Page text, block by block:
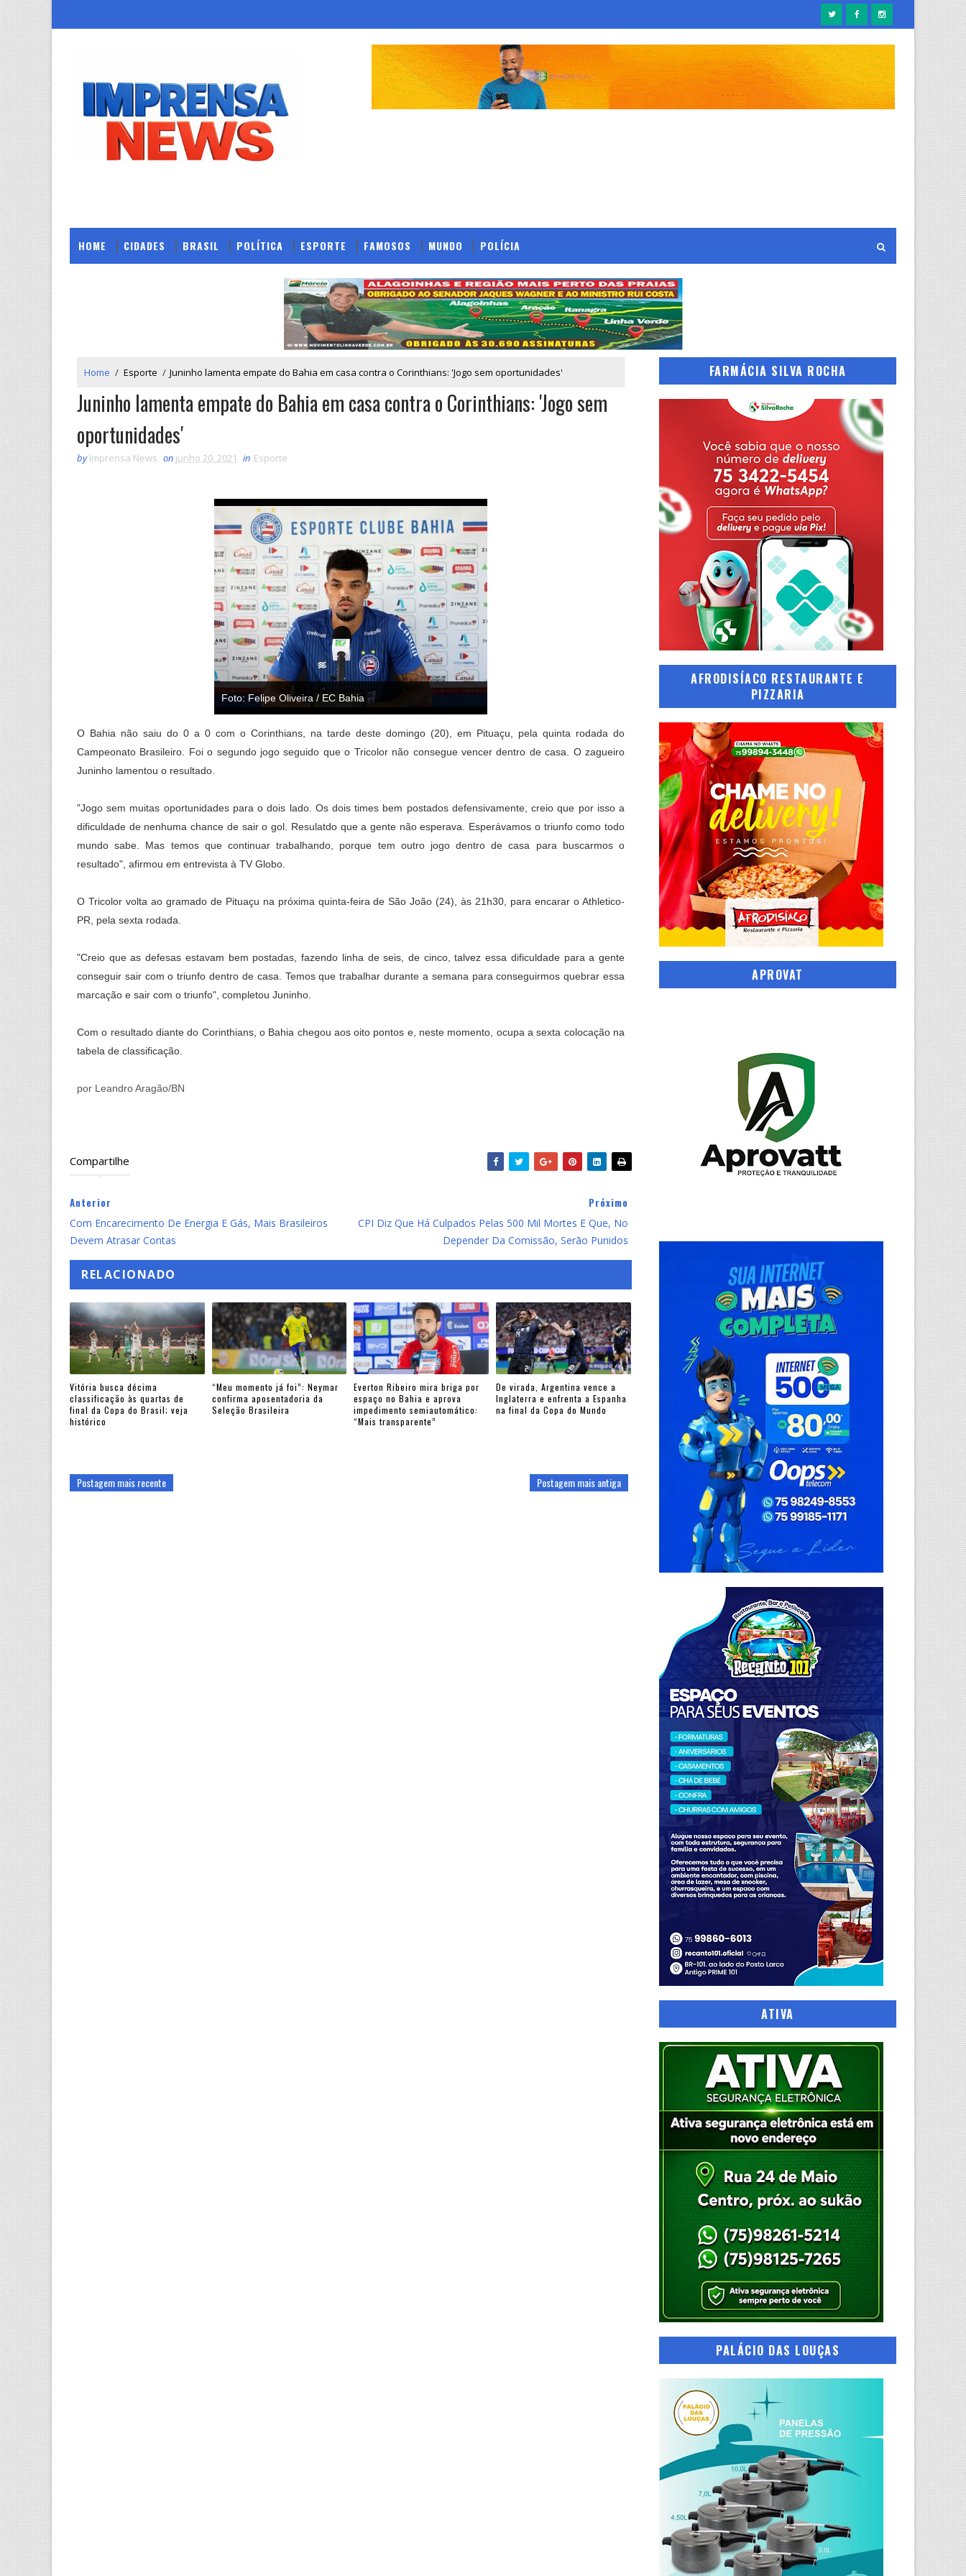
HOME CIDADES BRASIL POLÍTICA ESPORTE FAMOSOS MUNDO POLÍCIA
Home / Esporte / Juninho lamenta empate do Bahia em casa contra o Corinthians: 'Jogo sem oportunidades'
Juninho lamenta empate do Bahia em casa contra o Corinthians: 'Jogo sem
oportunidades'
by Imprensa News on junho 20, 2021 in Esporte
Foto: Felipe Oliveira / EC Bahia
O Bahia não saiu do 0 a 0 com o Corinthians, na tarde deste domingo (20), em Pituaçu, pela quinta rodada do
Campeonato Brasileiro. Foi o segundo jogo seguido que o Tricolor não consegue vencer dentro de casa. O zagueiro
Juninho lamentou o resultado.
"Jogo sem muitas oportunidades para o dois lado. Os dois times bem postados defensivamente, creio que por isso a
dificuldade de nenhuma chance de sair o gol. Resulatdo que a gente não esperava. Esperávamos o triunfo como todo
mundo sabe. Mas temos que continuar trabalhando, porque tem outro jogo dentro de casa para buscarmos o
resultado", afirmou em entrevista à TV Globo.
O Tricolor volta ao gramado de Pituaçu na próxima quinta-feira de São João (24), às 21h30, para encarar o Athletico-
PR, pela sexta rodada.
"Creio que as defesas estavam bem postadas, fazendo linha de seis, de cinco, talvez essa dificuldade para a gente
conseguir sair com o triunfo dentro de casa. Temos que trabalhar durante a semana para conseguirmos quebrar essa
marcação e sair com o triunfo", completou Juninho.
Com o resultado diante do Corinthians, o Bahia chegou aos oito pontos e, neste momento, ocupa a sexta colocação na
tabela de classificação.
por Leandro Aragão/BN
Compartilhe
Anterior
Com Encarecimento De Energia E Gás, Mais Brasileiros
Devem Atrasar Contas
Próximo
CPI Diz Que Há Culpados Pelas 500 Mil Mortes E Que, No
Depender Da Comissão, Serão Punidos
RELACIONADO
Vitória busca décima
classificação às quartas de
final da Copa do Brasil; veja
histórico
“Meu momento já foi”: Neymar
confirma aposentadoria da
Seleção Brasileira
Everton Ribeiro mira briga por
espaço no Bahia e aprova
impedimento semiautomático:
“Mais transparente”
De virada, Argentina vence a
Inglaterra e enfrenta a Espanha
na final da Copa do Mundo
Postagem mais recente Postagem mais antiga
FARMÁCIA SILVA ROCHA
AFRODISÍACO RESTAURANTE E
PIZZARIA
APROVAT
ATIVA
PALÁCIO DAS LOUÇAS